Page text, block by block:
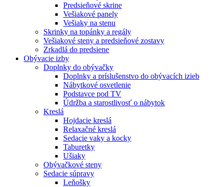
Predsieňové skrine
Vešiakové panely
Vešiaky na stenu
Skrinky na topánky a regály
Vešiakové steny a predsieňové zostavy
Zrkadlá do predsiene
Obývacie izby
Doplnky do obývačky
Doplnky a príslušenstvo do obývacích izieb
Nábytkové osvetlenie
Podstavce pod TV
Údržba a starostlivosť o nábytok
Kreslá
Hojdacie kreslá
Relaxačné kreslá
Sedacie vaky a kocky
Taburetky
Ušiaky
Obývačkové steny
Sedacie súpravy
Leňošky